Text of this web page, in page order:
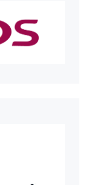
pour
Eaux
Eaux